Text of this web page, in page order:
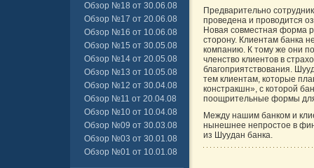
Обзор №18 от 30.06.08
Обзор №17 от 20.06.08
Обзор №16 от 10.06.08
Обзор №15 от 30.05.08
Обзор №14 от 20.05.08
Обзор №13 от 10.05.08
Обзор №12 от 30.04.08
Обзор №11 от 20.04.08
Обзор №10 от 10.04.08
Обзор №09 от 30.03.08
Обзор №03 от 30.01.08
Обзор №01 от 10.01.08
Предварительно
проведена и проводится
Новая совместная форма
сторону. Клиентам банка
компанию. К тому же они
членство клиентов в
благоприятствования.
тем клиентам, которые
констракшн», с которой
поощрительные формы
Между нашим банком и
нынешнее непростое в
из Шуудан банка.